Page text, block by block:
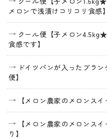
メロンで浅漬けコリコリ食感】
クール便【子メロン
食感です】
ドイツパンが入ったブラ
便】
【メロン農家のメロンス
【メロン農家のメロンス
り】